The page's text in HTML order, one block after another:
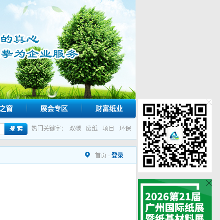
窗 展会专区 财富纸业
热门关键字： 双碳 废纸 项目 环保
首页 - 登录